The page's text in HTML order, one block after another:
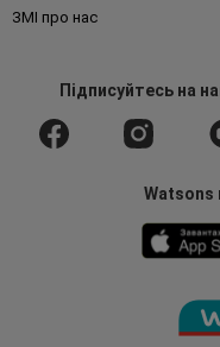
ЗМІ про нас
Підписуйтесьна
Watsons